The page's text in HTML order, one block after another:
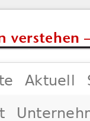
Aktuell